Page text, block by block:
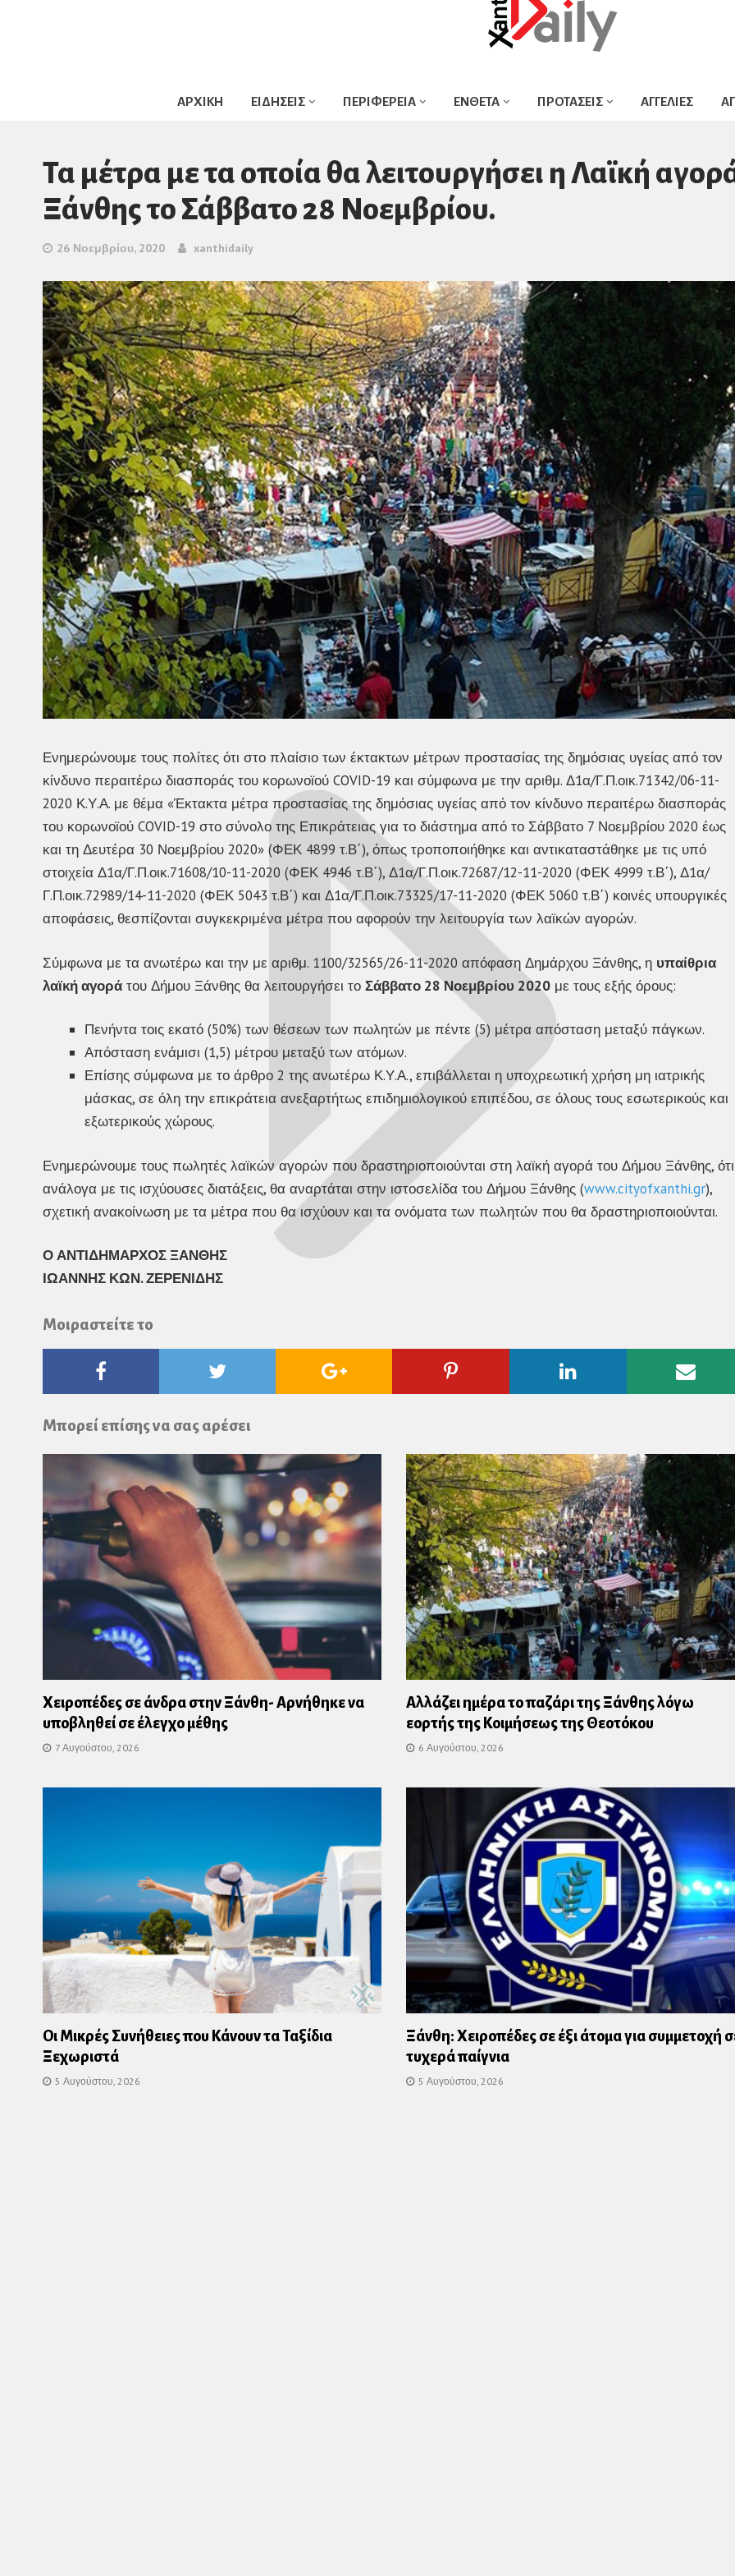
ΑΡΧΙΚΗ ΕΙΔΗΣΕΙΣ ΠΕΡΙΦΕΡΕΙΑ ΕΝΘΕΤΑ ΠΡΟΤΑΣΕΙΣ ΑΓΓΕΛΙΕΣ
Τα μέτρα με τα οποία θα λειτουργήσει η Λαϊκή
Ξάνθης το Σάββατο 28 Νοεμβρίου.
26 Νοεμβρίου, 2020 xanthidaily
Ενημερώνουμε τους πολίτες ότι στο πλαίσιο των έκτακτων μέτρων προστασίας της δημόσιας υγείας από τον
κίνδυνο περαιτέρω διασποράς του κορωνοϊού COVID-19 και σύμφωνα με την αριθμ. Δ1α/Γ.Π.οικ.71342/06-11-
2020 Κ.Υ.Α. με θέμα «Έκτακτα μέτρα προστασίας της δημόσιας υγείας από τον κίνδυνο περαιτέρω διασποράς
του κορωνοϊού COVID-19 στο σύνολο της Επικράτειας για το διάστημα από το Σάββατο 7 Νοεμβρίου 2020 έως
και τη Δευτέρα 30 Νοεμβρίου 2020» (ΦΕΚ 4899 τ.Β΄), όπως τροποποιήθηκε και αντικαταστάθηκε με τις υπό
στοιχεία Δ1α/Γ.Π.οικ.71608/10-11-2020 (ΦΕΚ 4946 τ.Β΄), Δ1α/Γ.Π.οικ.72687/12-11-2020 (ΦΕΚ 4999 τ.Β΄), Δ1α/
Γ.Π.οικ.72989/14-11-2020 (ΦΕΚ 5043 τ.Β΄) και Δ1α/Γ.Π.οικ.73325/17-11-2020 (ΦΕΚ 5060 τ.Β΄) κοινές υπουργικές
αποφάσεις, θεσπίζονται συγκεκριμένα μέτρα που αφορούν την λειτουργία των λαϊκών αγορών.
Σύμφωνα με τα ανωτέρω και την με αριθμ. 1100/32565/26-11-2020 απόφαση Δημάρχου Ξάνθης, η υπαίθρια
λαϊκή αγορά του Δήμου Ξάνθης θα λειτουργήσει το Σάββατο 28 Νοεμβρίου 2020 με τους εξής όρους:
Πενήντα τοις εκατό (50%) των θέσεων των πωλητών με πέντε (5) μέτρα απόσταση μεταξύ πάγκων.
Απόσταση ενάμισι (1,5) μέτρου μεταξύ των ατόμων.
Επίσης σύμφωνα με το άρθρο 2 της ανωτέρω Κ.Υ.Α., επιβάλλεται η υποχρεωτική χρήση μη ιατρικής
μάσκας, σε όλη την επικράτεια ανεξαρτήτως επιδημιολογικού επιπέδου, σε όλους τους εσωτερικούς και
εξωτερικούς χώρους.
Ενημερώνουμε τους πωλητές λαϊκών αγορών που δραστηριοποιούνται στη λαϊκή αγορά του Δήμου Ξάνθης, ότι
ανάλογα με τις ισχύουσες διατάξεις, θα αναρτάται στην ιστοσελίδα του Δήμου Ξάνθης (www.cityofxanthi.gr),
σχετική ανακοίνωση με τα μέτρα που θα ισχύουν και τα ονόματα των πωλητών που θα δραστηριοποιούνται.
Ο ΑΝΤΙΔΗΜΑΡΧΟΣ ΞΑΝΘΗΣ
ΙΩΑΝΝΗΣ ΚΩΝ. ΖΕΡΕΝΙΔΗΣ
Μοιραστείτε το
Twitter
Google
Pinterest Linkedin
Μπορεί επίσης να σας αρέσει
Χειροπέδες σε άνδρα στην Ξάνθη- Αρνήθηκε να
υποβληθεί σε έλεγχο μέθης
7 Αυγούστου, 2026
Αλλάζει ημέρα το παζάρι της Ξάνθης λόγω
εορτής της Κοιμήσεως της Θεοτόκου
6 Αυγούστου, 2026
Οι Μικρές Συνήθειες που Κάνουν τα Ταξίδια
Ξεχωριστά
5 Αυγούστου, 2026
Ξάνθη: Χειροπέδες σε έξι άτομα για συμμετοχή
τυχερά παίγνια
5 Αυγούστου, 2026